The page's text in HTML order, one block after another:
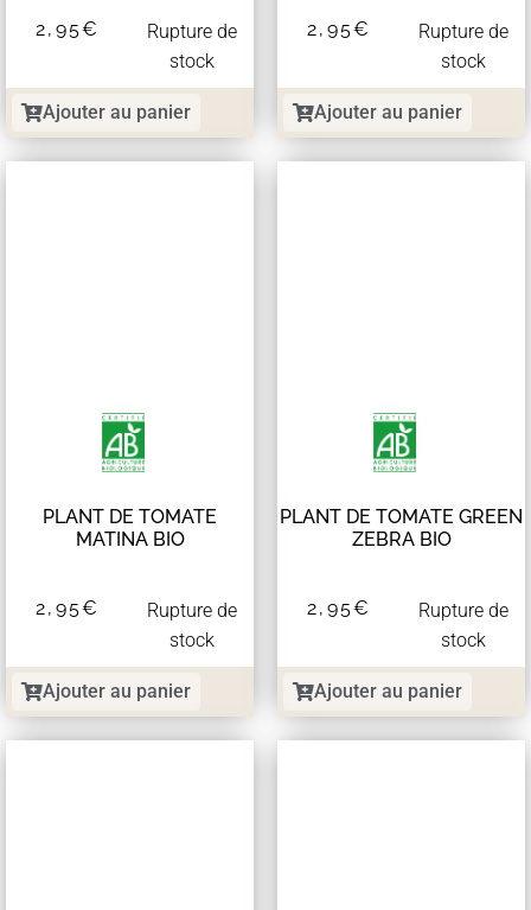
2,95€
Rupture de
stock
Ajouter au panier
2,95€
Rupture de
stock
Ajouter au panier
PLANT DE TOMATE
MATINA BIO
2,95€
Rupture de
stock
Ajouter au panier
PLANT DE TOMATE GREEN
ZEBRA BIO
2,95€
Rupture de
stock
Ajouter au panier